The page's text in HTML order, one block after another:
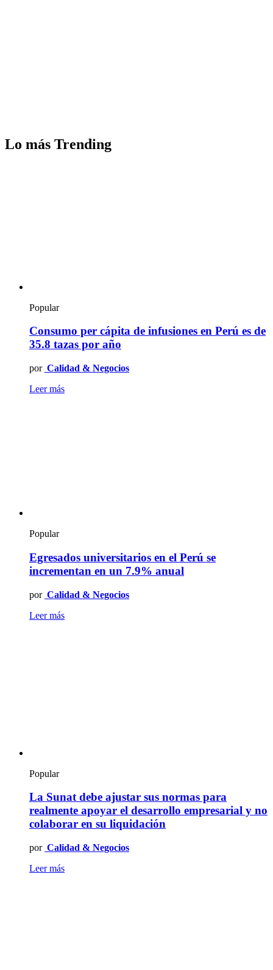
Lo más Trending
Popular
Consumo per cápita de infusiones en Perú es de
35.8 tazas por año
por Calidad & Negocios
Leer más
Popular
Egresados universitarios en el Perú se
incrementan en un 7.9% anual
por Calidad & Negocios
Leer más
Popular
La Sunat debe ajustar sus normas para
realmente apoyar el desarrollo empresarial y no
colaborar en su liquidación
por Calidad & Negocios
Leer más